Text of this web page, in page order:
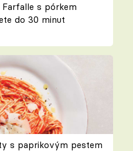
s pórkem
do 30 minut
s paprikovým pestem